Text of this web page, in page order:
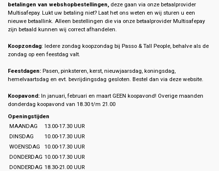
betalingen van webshopbestellingen, deze gaan via onze betaalprovider
Multisafepay. Lukt uw betaling niet? Laat het ons weten en wij sturen u een
nieuwe betaallink. Alleen bestellingen die via onze betaalprovider Multisafepay
zijn betaald kunnen wij correct afhandelen.
Koopzondag: Iedere zondag koopzondag bij Passo & Tall People, behalve als de
zondag op een feestdag valt.
Feestdagen: Pasen, pinksteren, kerst, nieuwjaarsdag, koningsdag,
hemelvaartsdag en evt. bevrijdingsdag gesloten. Bestel dan via deze website.
Koopavond: In januari, februari en maart GEEN koopavond! Overige maanden
donderdag koopavond van 18.30 t/m 21.00
Openingstijden
MAANDAG
13.00-17.30 UUR
DINSDAG
10.00-17.30 UUR
WOENSDAG
10.00-17.30 UUR
DONDERDAG 10.00-17.30 UUR
DONDERDAG 18.30-21.00 UUR